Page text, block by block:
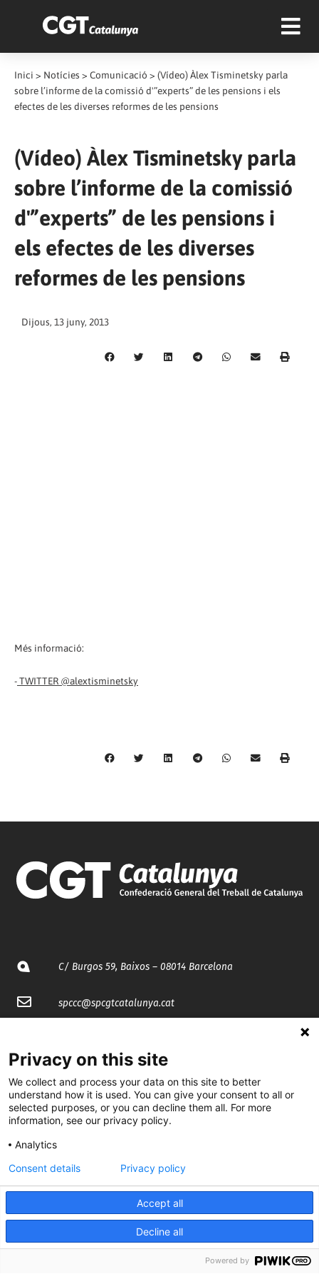
Inici > Notícies > Comunicació > (Vídeo) Àlex Tisminetsky parla
sobre l’informe de la comissió d'”experts” de les pensions i els
efectes de les diverses reformes de les pensions
(Vídeo) Àlex Tisminetsky parla
sobre l’informe de la comissió
d'”experts” de les pensions i
els efectes de les diverses
reformes de les pensions
Dijous, 13 juny, 2013
Més informació:
-TWITTER @alextisminetsky
C/ Burgos 59, Baixos – 08014 Barcelona
spccc@spcgtcatalunya.cat
@CGTCatalunya
cgtcatalunya
cgtcatalunya
Desenvolupat per
Privacy on this site
We collect and process your data on this site to better
understand how it is used. You can give your consent to all or
selected purposes, or you can decline them all. For more
information, see our privacy policy.
Analytics
Accept all
Decline all
Consent details Privacy policy
Powered by